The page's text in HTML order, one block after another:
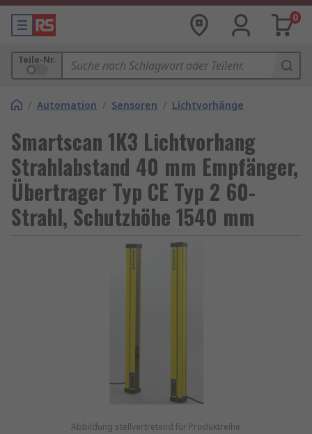
0
Teile-Nr.
/ Automation / Sensoren / Lichtvorhänge
Smartscan 1K3 Lichtvorhang
Strahlabstand 40 mm Empfänger,
Übertrager Typ CE Typ 2 60-
Strahl, Schutzhöhe 1540 mm
Abbildung stellvertretend für Produktreihe